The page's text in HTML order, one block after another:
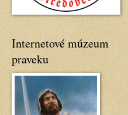
Internetové múzeum
praveku